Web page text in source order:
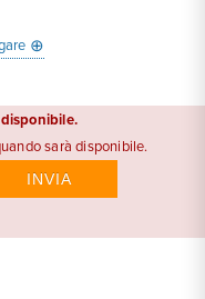
⊕
sarà disponibile.